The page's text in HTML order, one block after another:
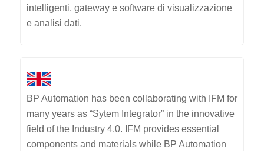
intelligenti, gateway e software di visualizzazione
e analisi dati.
BP Automation has been collaborating with IFM for
many years as “Sytem Integrator” in the innovative
field of the Industry 4.0. IFM provides essential
components and materials while BP Automation